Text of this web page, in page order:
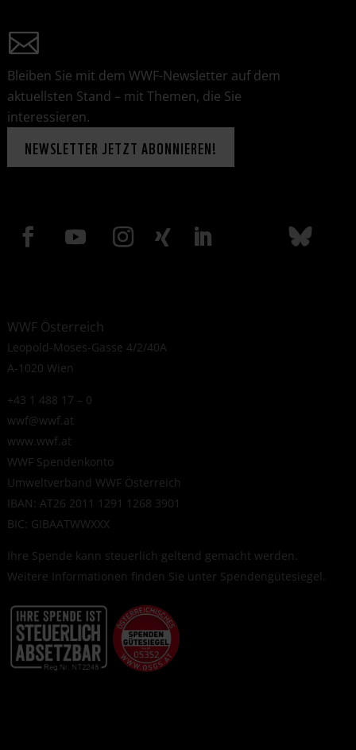
Bleiben Sie mit dem WWF-Newsletter auf dem
aktuellsten Stand – mit Themen, die Sie
interessieren.
NEWSLETTER JETZT ABONNIEREN!
WWF Österreich
Leopold-Moses-Gasse 4/2/40A
A-1020 Wien
+43 1 488 17 – 0
wwf@wwf.at
www.wwf.at
WWF Spendenkonto
Umweltverband WWF Österreich
IBAN: AT26 2011 1291 1268 3901
BIC: GIBAATWWXXX
Ihre Spende kann steuerlich geltend gemacht werden.
Weitere Informationen finden Sie unter Spendengütesiegel.